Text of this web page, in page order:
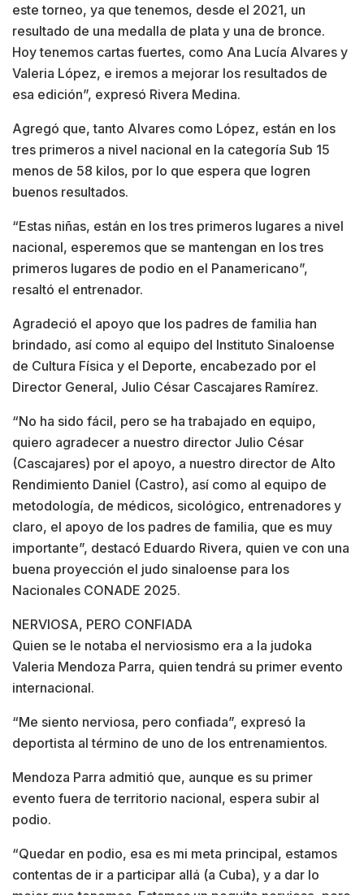
este torneo, ya que tenemos, desde el 2021, un
resultado de una medalla de plata y una de bronce.
Hoy tenemos cartas fuertes, como Ana Lucía Alvares y
Valeria López, e iremos a mejorar los resultados de
esa edición”, expresó Rivera Medina.
Agregó que, tanto Alvares como López, están en los
tres primeros a nivel nacional en la categoría Sub 15
menos de 58 kilos, por lo que espera que logren
buenos resultados.
“Estas niñas, están en los tres primeros lugares a nivel
nacional, esperemos que se mantengan en los tres
primeros lugares de podio en el Panamericano”,
resaltó el entrenador.
Agradeció el apoyo que los padres de familia han
brindado, así como al equipo del Instituto Sinaloense
de Cultura Física y el Deporte, encabezado por el
Director General, Julio César Cascajares Ramírez.
“No ha sido fácil, pero se ha trabajado en equipo,
quiero agradecer a nuestro director Julio César
(Cascajares) por el apoyo, a nuestro director de Alto
Rendimiento Daniel (Castro), así como al equipo de
metodología, de médicos, sicológico, entrenadores y
claro, el apoyo de los padres de familia, que es muy
importante”, destacó Eduardo Rivera, quien ve con una
buena proyección el judo sinaloense para los
Nacionales CONADE 2025.
NERVIOSA, PERO CONFIADA
Quien se le notaba el nerviosismo era a la judoka
Valeria Mendoza Parra, quien tendrá su primer evento
internacional.
“Me siento nerviosa, pero confiada”, expresó la
deportista al término de uno de los entrenamientos.
Mendoza Parra admitió que, aunque es su primer
evento fuera de territorio nacional, espera subir al
podio.
“Quedar en podio, esa es mi meta principal, estamos
contentas de ir a participar allá (a Cuba), y a dar lo